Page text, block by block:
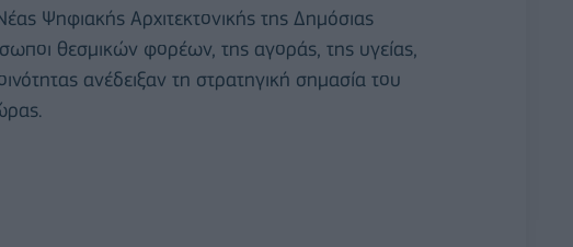
Ψηφιακής Αρχιτεκτονικής της Δημόσιας
θεσμικών φορέων, της αγοράς, της υγείας,
ανέδειξαν τη στρατηγική σημασία του